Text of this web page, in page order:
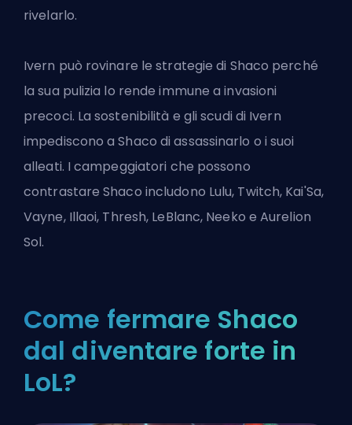
rivelarlo.
Ivern può rovinare le strategie di Shaco perché
la sua pulizia lo rende immune a invasioni
precoci. La sostenibilità e gli scudi di Ivern
impediscono a Shaco di assassinarlo o i suoi
alleati. I campeggiatori che possono
contrastare Shaco includono Lulu, Twitch, Kai'Sa,
Vayne, Illaoi, Thresh, LeBlanc, Neeko e Aurelion
Sol.
Come fermare Shaco
dal diventare forte in
LoL?